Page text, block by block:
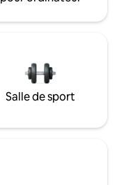
Salle de sport